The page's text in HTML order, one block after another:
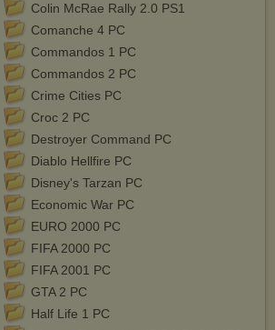
Colin McRae Rally 2.0 PS1
Comanche 4 PC
Commandos 1 PC
Commandos 2 PC
Crime Cities PC
Croc 2 PC
Destroyer Command PC
Diablo Hellfire PC
Disney's Tarzan PC
Economic War PC
EURO 2000 PC
FIFA 2000 PC
FIFA 2001 PC
GTA 2 PC
Half Life 1 PC